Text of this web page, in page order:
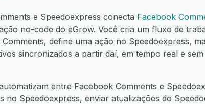
e Speedoexpress conecta Facebook
no-code do eGrow. Você cria um fluxo de
define uma ação no Speedoexpress,
sincronizados a partir daí, em tempo real e sem
entre Facebook Comments e
no Speedoexpress, enviar atualizações do